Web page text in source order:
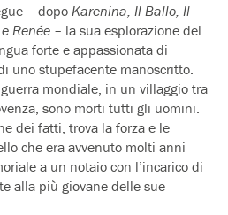
– dopo Karenina, Il Ballo, Il
Renée – la sua esplorazione del
forte e appassionata di
uno stupefacente manoscritto.
mondiale, in un villaggio tra
sono morti tutti gli uomini.
dei fatti, trova la forza e le
che era avvenuto molti anni
a un notaio con l’incarico di
alla più giovane delle sue